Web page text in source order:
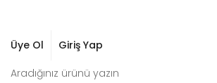
Üye Ol Giriş Yap